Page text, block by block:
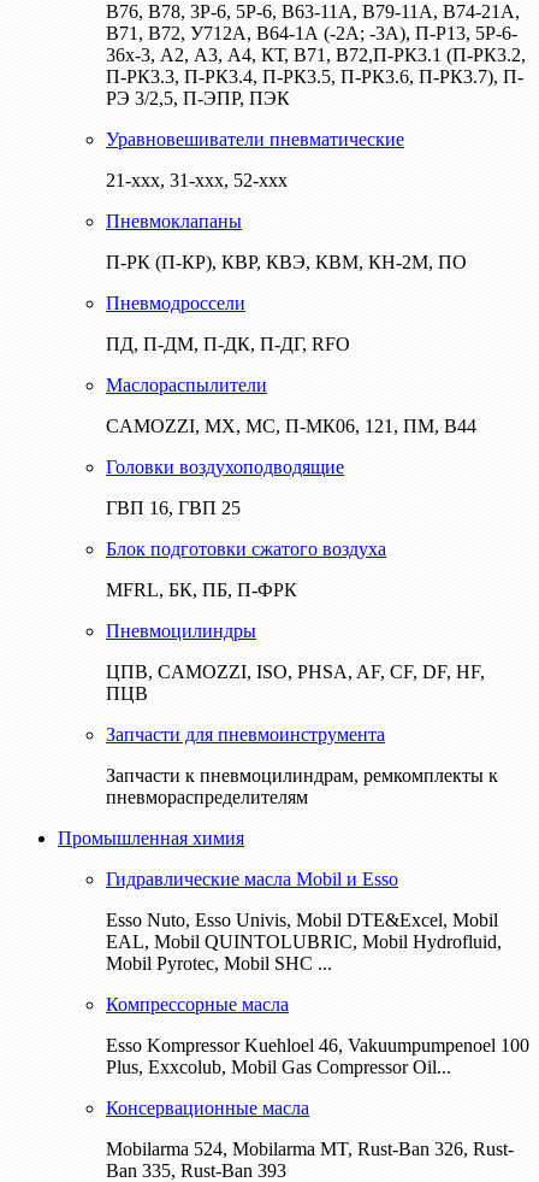
В76, В78, 3Р-6, 5Р-6, В63-11А, В79-11А, В74-21А,
В71, В72, У712А, В64-1А (-2А; -3А), П-Р13, 5Р-6-
36х-3, А2, А3, А4, КТ, В71, В72,П-РК3.1 (П-РК3.2,
П-РК3.3, П-РК3.4, П-РК3.5, П-РК3.6, П-РК3.7), П-
РЭ 3/2,5, П-ЭПР, ПЭК
Уравновешиватели пневматические
21-ххх, 31-ххх, 52-ххх
Пневмоклапаны
П-РК (П-КР), КВР, КВЭ, КВМ, КН-2М, ПО
Пневмодроссели
ПД, П-ДМ, П-ДК, П-ДГ, RFO
Маслораспылители
CAMOZZI, МХ, МС, П-МК06, 121, ПМ, В44
Головки воздухоподводящие
ГВП 16, ГВП 25
Блок подготовки сжатого воздуха
MFRL, БК, ПБ, П-ФРК
Пневмоцилиндры
ЦПВ, CAMOZZI, ISO, PHSA, AF, CF, DF, HF,
ПЦВ
Запчасти для пневмоинструмента
Запчасти к пневмоцилиндрам, ремкомплекты к
пневмораспределителям
Промышленная химия
Гидравлические масла Mobil и Esso
Esso Nuto, Esso Univis, Mobil DTE&Excel, Mobil
EAL, Mobil QUINTOLUBRIC, Mobil Hydrofluid,
Mobil Pyrotec, Mobil SHC ...
Компрессорные масла
Esso Kompressor Kuehloel 46, Vakuumpumpenoel 100
Plus, Exxcolub, Mobil Gas Compressor Oil...
Консервационные масла
Mobilarma 524, Mobilarma MT, Rust-Ban 326, Rust-
Ban 335, Rust-Ban 393